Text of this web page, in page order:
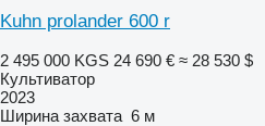
Kuhn prolander 600 r
2 495 000 KGS 24 690 € ≈ 28 530 $
Культиватор
2023
Ширина захвата 6 м